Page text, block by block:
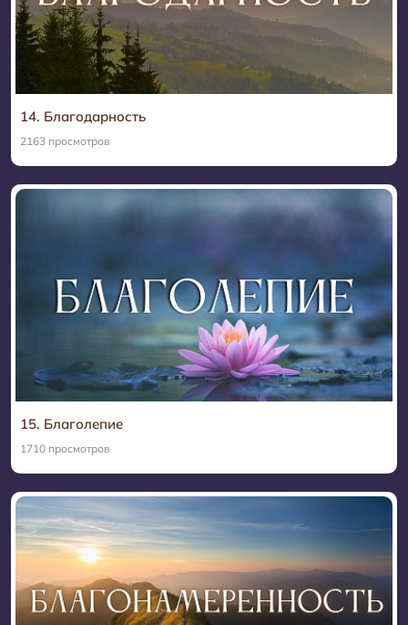
14. Благодарность
2163 просмотров
15. Благолепие
1710 просмотров